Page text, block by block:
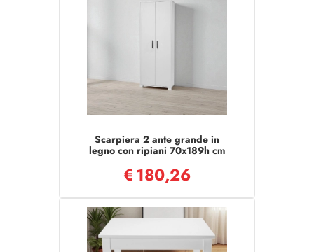
Scarpiera 2 ante grande in
legno con ripiani 70x189h cm
€180,26